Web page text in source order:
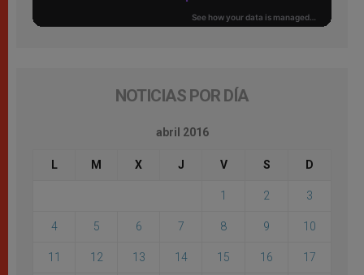
NOTICIAS POR DÍA
abril 2016
L M X J V S D
1 2 3
4 5 6 7 8 9 10
11 12 13 14 15 16 17